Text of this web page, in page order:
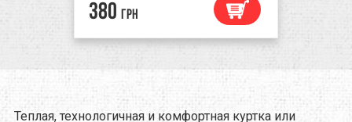
380 грн
Теплая, технологичная и комфортная куртка или